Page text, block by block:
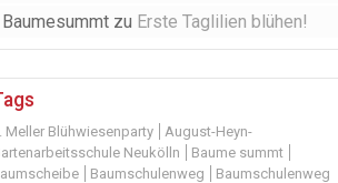
Baumesummt zu Erste Taglilien blühen!
Meller Blühwiesenparty
August-Heyn-
Neukölln
Baume summt
Baumschulenweg
Baumschulenweg